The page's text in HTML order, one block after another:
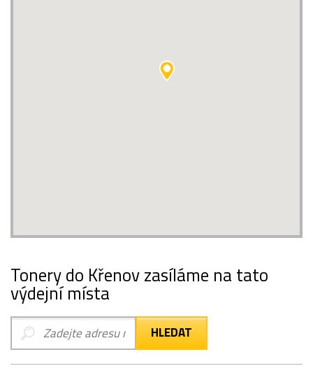
Tonery do Křenov zasíláme na tato
výdejní místa